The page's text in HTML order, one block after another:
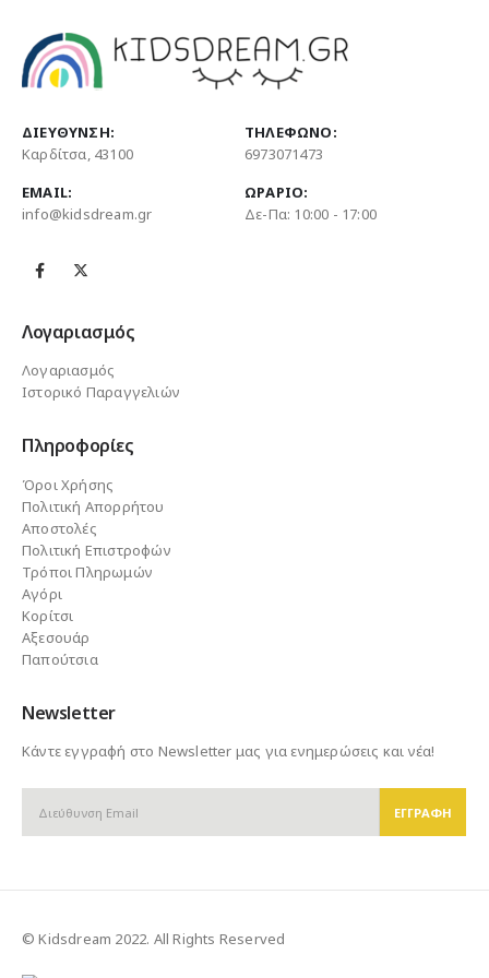
ΔΙΕΎΘΥΝΣΗ:
Καρδίτσα, 43100
ΤΗΛΈΦΩΝΟ:
6973071473
EMAIL:
info@kidsdream.gr
ΩΡΆΡΙΟ:
Δε-Πα: 10:00 - 17:00
Λογαριασμός
Λογαριασμός
Ιστορικό Παραγγελιών
Πληροφορίες
Όροι Χρήσης
Πολιτική Απορρήτου
Αποστολές
Πολιτική Επιστροφών
Τρόποι Πληρωμών
Αγόρι
Κορίτσι
Αξεσουάρ
Παπούτσια
Newsletter
Κάντε εγγραφή στο Newsletter μας για ενημερώσεις και νέα!
© Kidsdream 2022. All Rights Reserved